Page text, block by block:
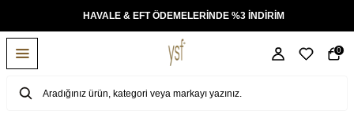
HAVALE & EFT ÖDEMELERİNDE %3 İNDİRİM
0